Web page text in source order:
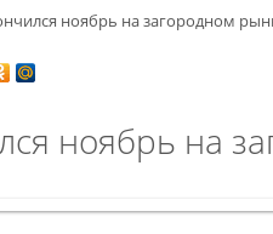
ноябрь на загородном
ноябрь на